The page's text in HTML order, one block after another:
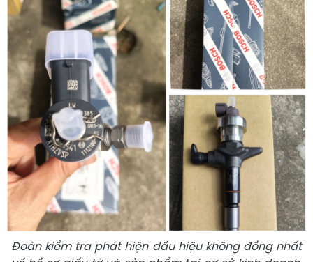
Đoàn kiểm tra phát hiện dấu hiệu không đồng nhất